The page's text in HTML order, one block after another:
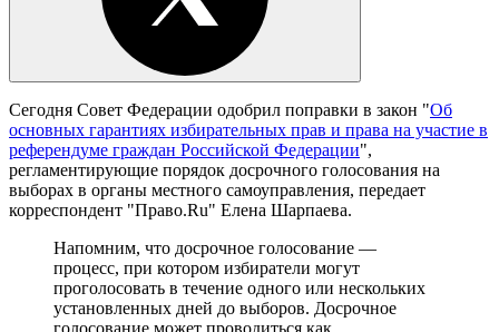
Сегодня Совет Федерации одобрил поправки в закон "Об
основных гарантиях избирательных прав и права на участие в
референдуме граждан Российской Федерации",
регламентирующие порядок досрочного голосования на
выборах в органы местного самоуправления, передает
корреспондент "Право.Ru" Елена Шарпаева.
Напомним, что досрочное голосование —
процесс, при котором избиратели могут
проголосовать в течение одного или нескольких
установленных дней до выборов. Досрочное
голосование может проводиться как